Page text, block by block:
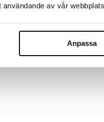
av vår
Anpassa